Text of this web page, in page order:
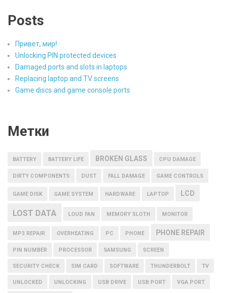
Posts
Привет, мир!
Unlocking PIN protected devices
Damaged ports and slots in laptops
Replacing laptop and TV screens
Game discs and game console ports
Метки
BATTERY BATTERY LIFE BROKEN GLASS CPU DAMAGE
DIRTY COMPONENTS DUST FALL DAMAGE GAME CONTROLS
GAME DISK GAME SYSTEM HARDWARE LAPTOP LCD
LOST DATA LOUD FAN MEMORY SLOTH MONITOR
MP3 REPAIR OVERHEATING PC PHONE PHONE REPAIR
PIN NUMBER PROCESSOR SAMSUNG SCREEN
SECURITY CHECK SIM CARD SOFTWARE THUNDERBOLT TV
UNLOCKED UNLOCKING USB DRIVE USB PORT VGA PORT